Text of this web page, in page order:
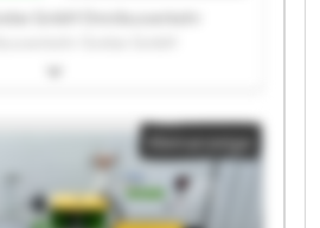
GmbH Omnibusverkehr
GmbH Omnibusverkehr
Grebe GmbH
GmbH Omnibusverkehr
Grebe GmbH
GmbH Omnibusverkehr
Kleinanzeige